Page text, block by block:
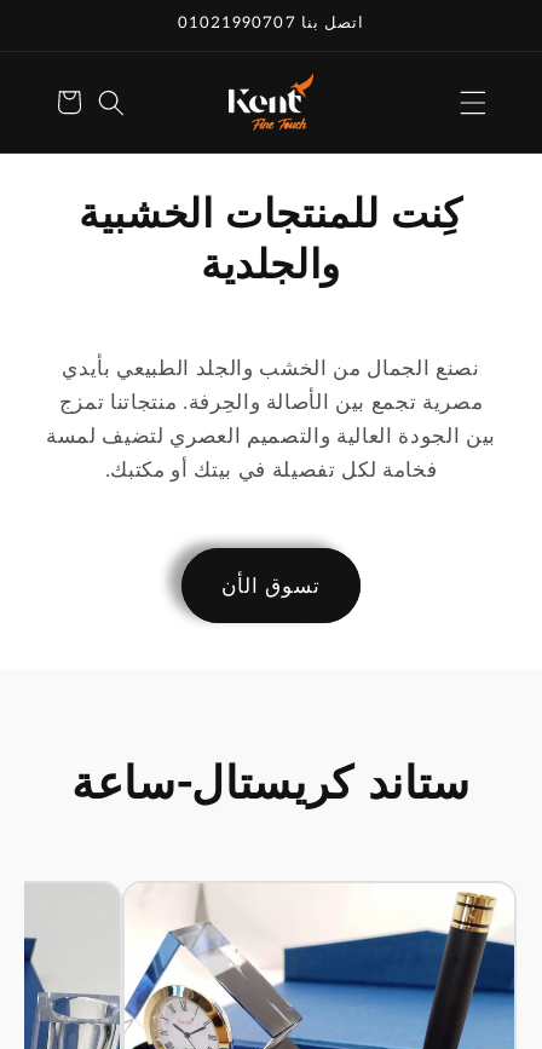
اتصل بنا 01021990707
التسوق
كِنت للمنتجات الخشبية
والجلدية
نصنع الجمال من الخشب والجلد الطبيعي بأيدي
مصرية تجمع بين الأصالة والحِرفة. منتجاتنا تمزج
بين الجودة العالية والتصميم العصري لتضيف لمسة
فخامة لكل تفصيلة في بيتك أو مكتبك.
تسوق الأن
ستاند كريستال-ساعة